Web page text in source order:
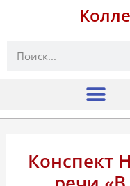
Поиск
Конспект